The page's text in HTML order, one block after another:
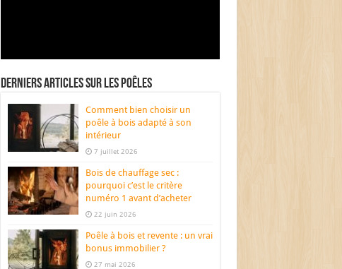
Derniers articles sur les poêles
Comment bien choisir un
poêle à bois adapté à son
intérieur
7 juillet 2026
Bois de chauffage sec :
pourquoi c’est le critère
numéro 1 avant d’acheter
22 juin 2026
Poêle à bois et revente : un vrai
bonus immobilier ?
27 mai 2026